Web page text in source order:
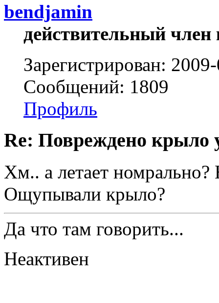
bendjamin
действительный член
Зарегистрирован:
Сообщений: 1809
Профиль
Re: Повреждено крыло
Хм.. а летает номрально?
Ощупывали крыло?
Да что там говорить...
Неактивен